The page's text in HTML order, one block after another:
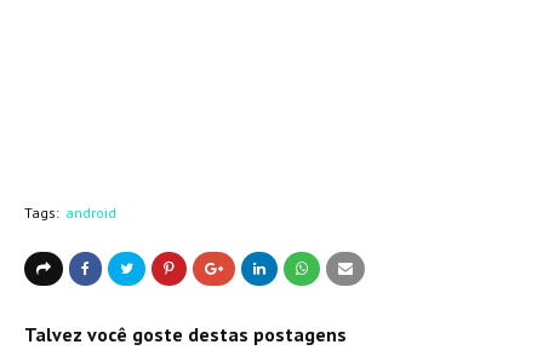
Tags: android
Talvez você goste destas postagens